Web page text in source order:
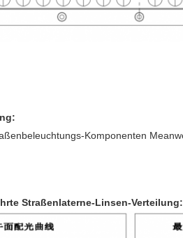
Straßenlaterne-Linsen-Verteilung: